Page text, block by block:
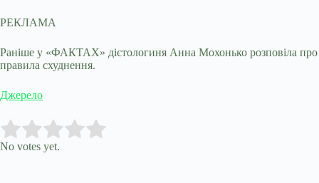
РЕКЛАМА
Раніше у «ФАКТАХ» дієтологиня Анна Мохонько розповіла про
правила схуднення.
Джерело
Rate this item:
No votes yet.